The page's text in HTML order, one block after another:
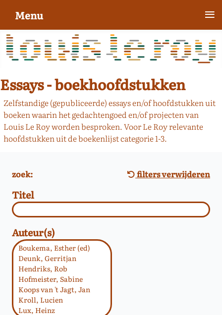
Essays - boekhoofdstukken
Zelfstandige (gepubliceerde) essays en/of hoofdstukken uit
boeken waarin het gedachtengoed en/of projecten van
Louis Le Roy worden besproken. Voor Le Roy relevante
hoofdstukken uit de boekenlijst categorie 1-3.
zoek: filters verwijderen
Titel
Auteur(s)
Menu ≡